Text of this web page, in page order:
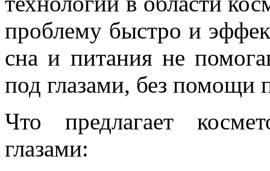
проблему быстро и
сна и питания не
под глазами, без помощи
Что предлагает
глазами: